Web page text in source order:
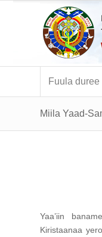
Fuula duree
Miila Yaad-
Yaa’iin
Kiristaanaa